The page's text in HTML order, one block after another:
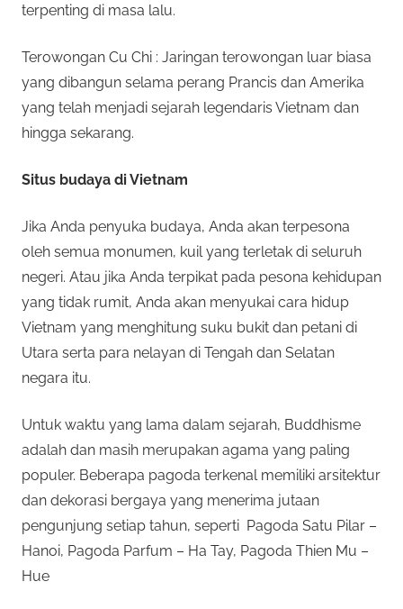
terpenting di masa lalu.
Terowongan Cu Chi : Jaringan terowongan luar biasa
yang dibangun selama perang Prancis dan Amerika
yang telah menjadi sejarah legendaris Vietnam dan
hingga sekarang.
Situs budaya di Vietnam
Jika Anda penyuka budaya, Anda akan terpesona
oleh semua monumen, kuil yang terletak di seluruh
negeri. Atau jika Anda terpikat pada pesona kehidupan
yang tidak rumit, Anda akan menyukai cara hidup
Vietnam yang menghitung suku bukit dan petani di
Utara serta para nelayan di Tengah dan Selatan
negara itu.
Untuk waktu yang lama dalam sejarah, Buddhisme
adalah dan masih merupakan agama yang paling
populer. Beberapa pagoda terkenal memiliki arsitektur
dan dekorasi bergaya yang menerima jutaan
pengunjung setiap tahun, seperti Pagoda Satu Pilar –
Hanoi, Pagoda Parfum – Ha Tay, Pagoda Thien Mu –
Hue